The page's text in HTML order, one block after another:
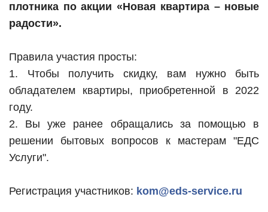
плотника по акции «Новая квартира – новые
радости».
Правила участия просты:
1. Чтобы получить скидку, вам нужно быть
обладателем квартиры, приобретенной в 2022
году.
2. Вы уже ранее обращались за помощью в
решении бытовых вопросов к мастерам "ЕДС
Услуги".
Регистрация участников: kom@eds-service.ru